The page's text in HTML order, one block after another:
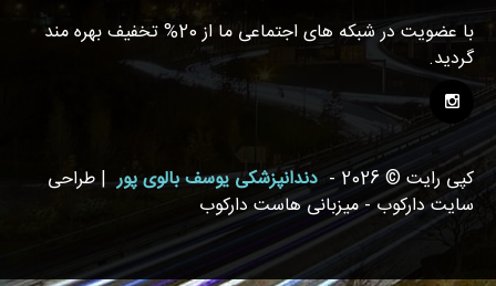
با عضویت در شبکه های اجتماعی ما از 20% تخفیف بهره مند
گردید.
کپی رایت © 2026 - دندانپزشکی یوسف بالوی پور | طراحی
سایت دارکوب - میزبانی هاست دارکوب